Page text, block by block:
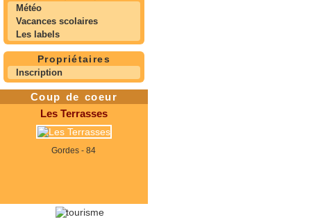
Météo
Vacances scolaires
Les labels
Propriétaires
Inscription
Coup de coeur
Les Terrasses
Gordes - 84